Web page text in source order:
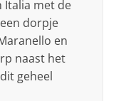
Italia met de
dorpje
en
naast het
geheel